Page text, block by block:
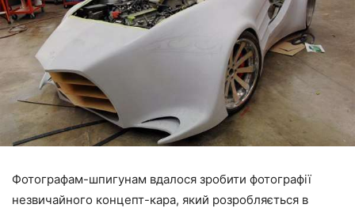
Фотографам-шпигунам вдалося зробити фотографії
незвичайного концепт-кара, який розробляється в